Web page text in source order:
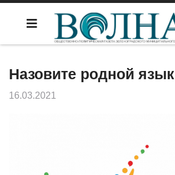
Назовите родной язык
16.03.2021